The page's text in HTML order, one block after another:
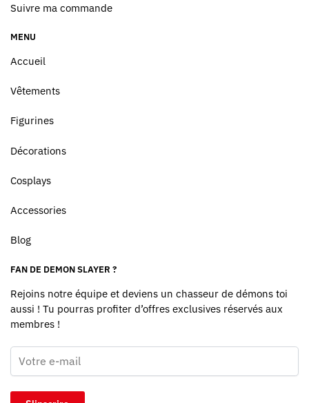
Suivre ma commande
MENU
Accueil
Vêtements
Figurines
Décorations
Cosplays
Accessories
Blog
FAN DE DEMON SLAYER ?
Rejoins notre équipe et deviens un chasseur de démons toi
aussi ! Tu pourras profiter d’offres exclusives réservés aux
membres !